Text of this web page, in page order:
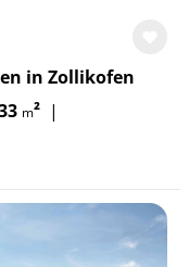
in Zollikofen
m² |